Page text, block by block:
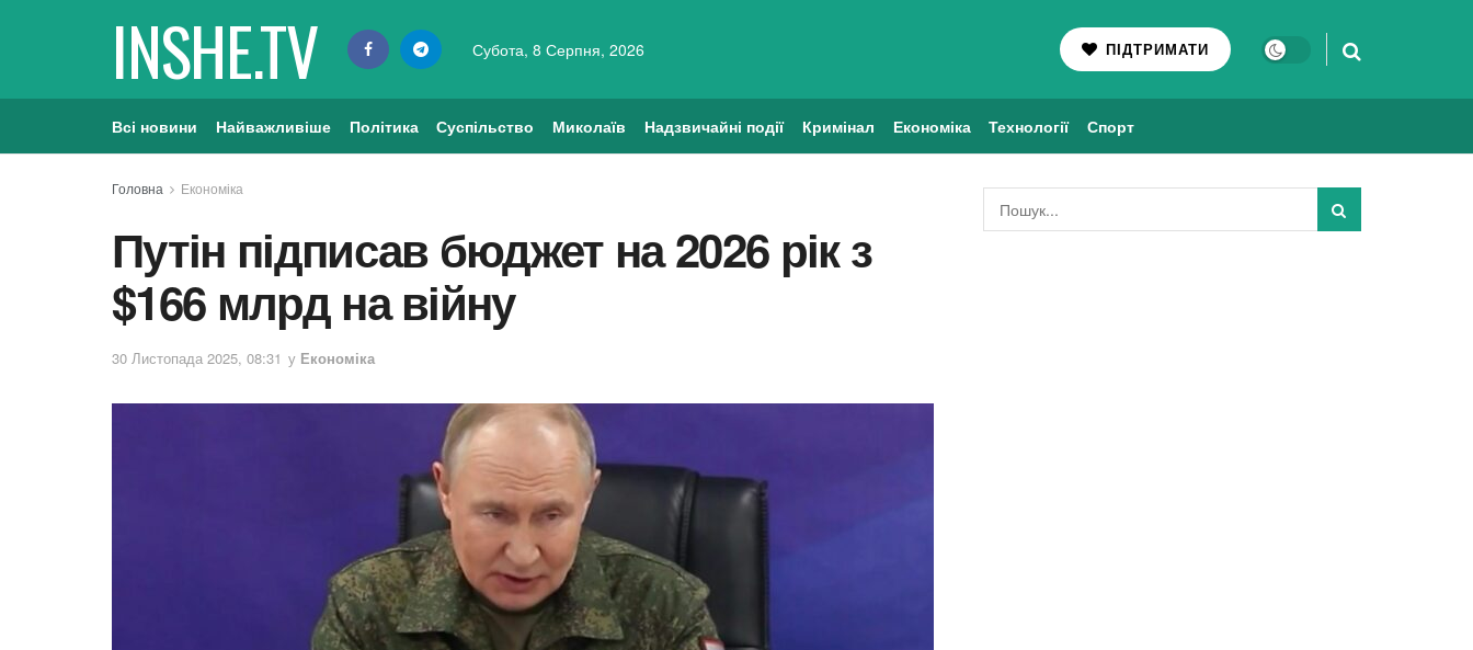
INSHE.TV Субота, 8 Серпня, 2026 ПІДТРИМАТИ
Всі новини Найважливіше Політика Суспільство Миколаїв Надзвичайні події Кримінал Економіка Технології Спорт
Головна Економіка
Путін підписав бюджет на 2026 рік з
$166 млрд на війну
30 Листопада 2025, 08:31 у Економіка